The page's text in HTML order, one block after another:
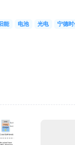
能 电池 光电 宁德